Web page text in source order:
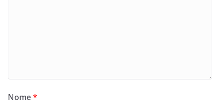
Nome*